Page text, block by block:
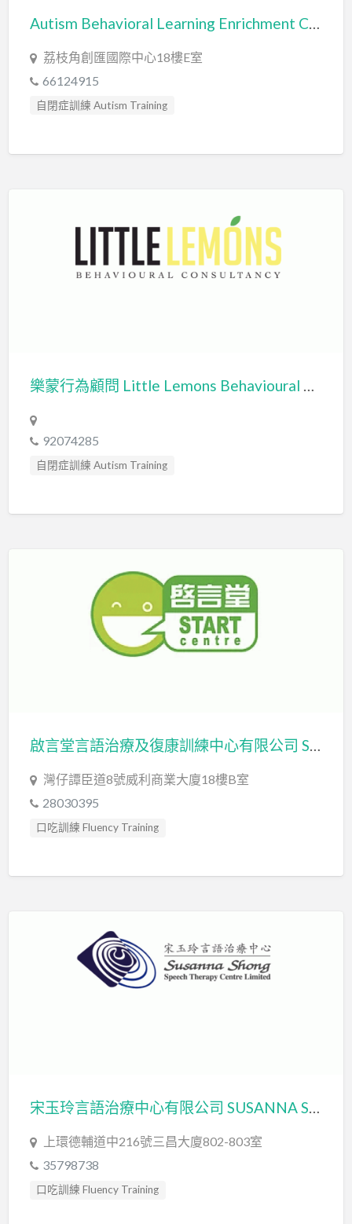
Autism Behavioral Learning Enrichment Centre Ltd 艾藍兒童發展中心
荔枝角創匯國際中心18樓E室
66124915
自閉症訓練 Autism Training
樂蒙行為顧問 Little Lemons Behavioural Consultancy
92074285
自閉症訓練 Autism Training
啟言堂言語治療及復康訓練中心有限公司 Speech Therapy and Rehabilitation Training Centre Limited
灣仔譚臣道8號威利商業大廈18樓B室
28030395
口吃訓練 Fluency Training
言語治療師 Speech Therapist
宋玉玲言語治療中心有限公司 SUSANNA SHONG SPEECH THERAPY CENTRE LIMITED
上環德輔道中216號三昌大廈802-803室
35798738
口吃訓練 Fluency Training